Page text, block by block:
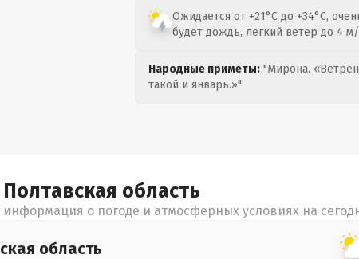
Ожидается от +21°C до +34°C,
будет дождь, легкий ветер до 4 м/
Народные приметы: "Мирона.
такой и январь.»"
область
информация о погоде и атмосферных условиях на
область